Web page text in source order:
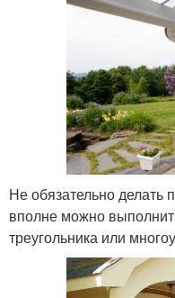
Не обязательно делать
вполне можно
треугольника или